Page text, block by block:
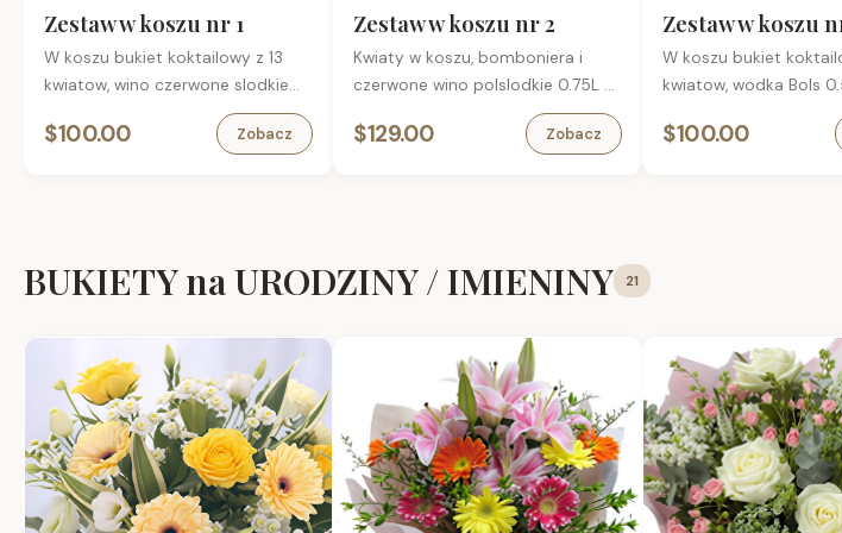
Zestaw w koszu nr 1
W koszu bukiet koktailowy z 13
kwiatow, wino czerwone slodkie
Vermouth 1L, bomboniera , karta
okolicznosciowa.
$100.00 Zobacz
Zestaw w koszu nr 2
Kwiaty w koszu, bomboniera i
czerwone wino polslodkie 0.75L w
torebce prezentowej, karta
okolicznosciowa.
$129.00 Zobacz
Zestaw w koszu
W koszu bukiet
kwiatow, wodka Bols
okolicznosciowa
$100.00
BUKIETY na URODZINY / IMIENINY 21